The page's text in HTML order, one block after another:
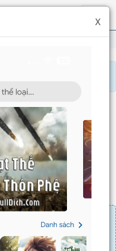
Hiện
menu
TIÊN
xấu (1)
mua combo thì đến
X